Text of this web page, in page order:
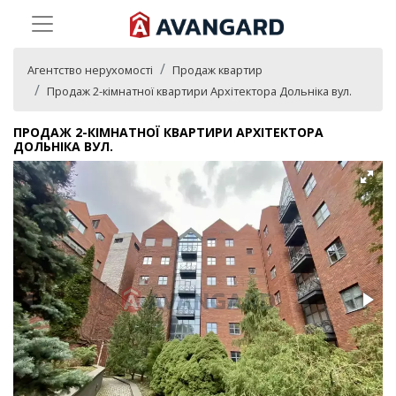
Агентство нерухомості
Продаж квартир
Продаж 2-кімнатної квартири Архітектора Дольніка вул.
ПРОДАЖ 2-КІМНАТНОЇ КВАРТИРИ АРХІТЕКТОРА
ДОЛЬНІКА ВУЛ.